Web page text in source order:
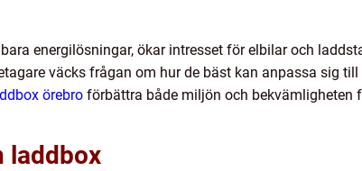
energilösningar, ökar intresset för elbilar och
väcks frågan om hur de bäst kan anpassa sig
örebro förbättra både miljön och bekvämligheten
laddbox